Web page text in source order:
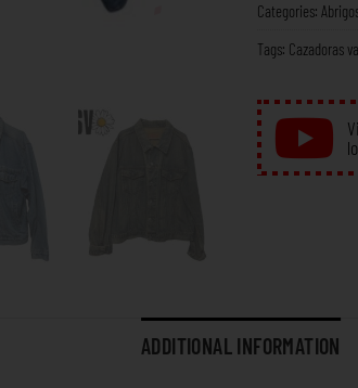
Categories:
Tags: Cazadoras
ADDITIONAL INFORMATION